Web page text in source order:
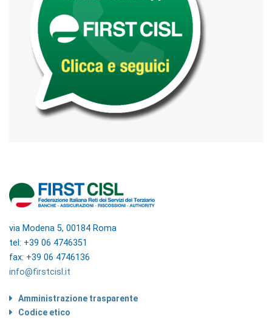
via Modena 5, 00184 Roma
tel: +39 06 4746351
fax: +39 06 4746136
info@firstcisl.it
Amministrazione trasparente
Codice etico